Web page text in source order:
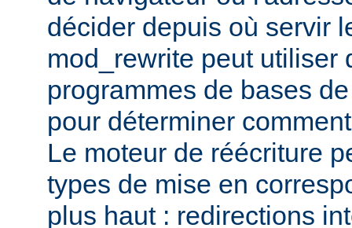
décider depuis où servir
mod_rewrite peut utiliser
programmes de bases
pour déterminer
Le moteur de réécriture
types de mise en
plus haut : redirections